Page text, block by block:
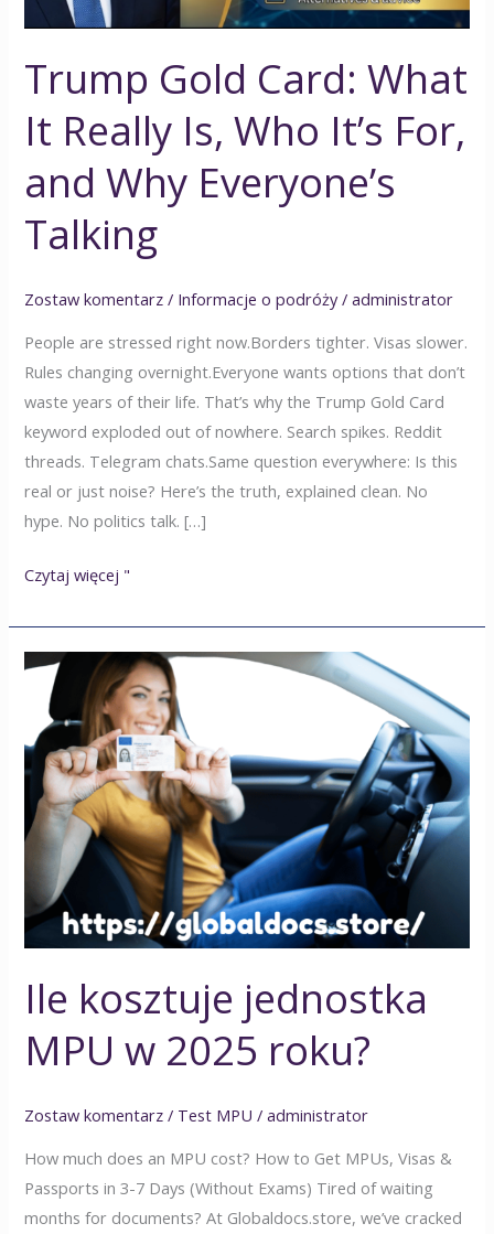
Trump Gold Card: What
It Really Is, Who It’s For,
and Why Everyone’s
Talking
Zostaw komentarz / Informacje o podróży/administrator
People are stressed right now.Borders tighter. Visas slower.
Rules changing overnight.Everyone wants options that don’t
waste years of their life. That’s why the Trump Gold Card
keyword exploded out of nowhere. Search spikes. Reddit
threads. Telegram chats.Same question everywhere: Is this
real or just noise? Here’s the truth, explained clean. No
hype. No politics talk. […]
It’s
and
Why
Everyone’s
Czytaj więcej "
Ile kosztuje jednostka
MPU w 2025 roku?
Zostaw komentarz / Test MPU /administrator
How much does an MPU cost? How to Get MPUs, Visas &
Passports in 3-7 Days (Without Exams) Tired of waiting
months for documents? At Globaldocs.store, we’ve cracked
Ile
kosztuje
jednostka
MPU
2025
roku?